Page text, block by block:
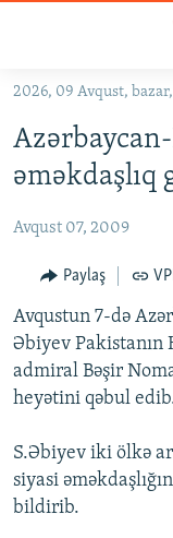
Əsas
qayıt
Əsas
qayıt
KORRUPSIOMETR
#ƏSLINDƏ
FƏRQƏ BAX
QANUNI DOĞRU
ARAŞDIRMA
MULTIMEDIA
FOTOQALEREYA
İNFOQRAFIKA
OXU ZALI
AZƏRBAYCAN
HAQQIMIZDA
MISSIYAMIZ
2026, 09 Avqust,
əməkdaşlıq
Avqust 07, 2009
Paylaş
Avqustun 7-də
Əbiyev Pakistanın
admiral Bəşir
heyətini qəbul
S.Əbiyev iki ölkə
siyasi
bildirib.